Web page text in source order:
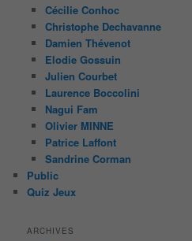
Cécilie Conhoc
Christophe Dechavanne
Damien Thévenot
Elodie Gossuin
Julien Courbet
Laurence Boccolini
Nagui Fam
Olivier MINNE
Patrice Laffont
Sandrine Corman
Public
Quiz Jeux
ARCHIVES